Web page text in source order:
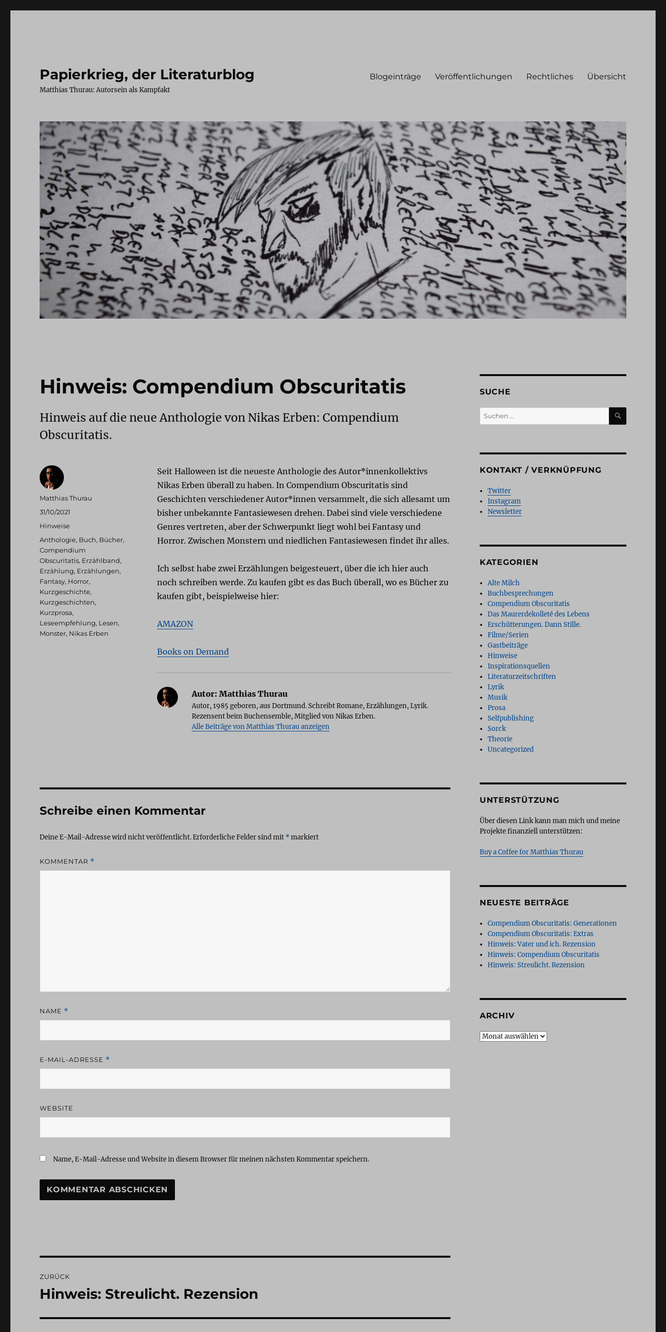
Papierkrieg, der Literaturblog
Matthias Thurau: Autorsein als Kampfakt
Blogeinträge Veröffentlichungen Rechtliches Übersicht
Hinweis: Compendium Obscuritatis
Hinweis auf die neue Anthologie von Nikas Erben: Compendium
Obscuritatis.
Seit Halloween ist die neueste Anthologie des Autor*innenkollektivs
Nikas Erben überall zu haben. In Compendium Obscuritatis sind
Geschichten verschiedener Autor*innen versammelt, die sich allesamt um
bisher unbekannte Fantasiewesen drehen. Dabei sind viele verschiedene
Genres vertreten, aber der Schwerpunkt liegt wohl bei Fantasy und
Horror. Zwischen Monstern und niedlichen Fantasiewesen findet ihr alles.
Ich selbst habe zwei Erzählungen beigesteuert, über die ich hier auch
noch schreiben werde. Zu kaufen gibt es das Buch überall, wo es Bücher zu
kaufen gibt, beispielweise hier:
AMAZON
Books on Demand
Autor:Matthias Thurau
Autor, 1985 geboren, aus Dortmund. Schreibt Romane, Erzählungen, Lyrik.
Rezensent beim Buchensemble, Mitglied von Nikas Erben.
Alle Beiträge von Matthias Thurau anzeigen
Autor
Matthias Thurau
Veröffentlicht
am
31/10/2021
Kategorien
Hinweise
Schlagwörter
Anthologie, Buch, Bücher,
Compendium
Obscuritatis, Erzählband,
Erzählung, Erzählungen,
Fantasy, Horror,
Kurzgeschichte,
Kurzgeschichten,
Kurzprosa,
Leseempfehlung, Lesen,
Monster, Nikas Erben
Schreibe einen Kommentar
Deine E-Mail-Adresse wird nicht veröffentlicht.Erforderliche Felder sind mit *markiert
KOMMENTAR *
NAME *
E-MAIL-ADRESSE *
WEBSITE
Name, E-Mail-Adresse und Website in diesem Browser für meinen nächsten Kommentar speichern.
ZURÜCK
Vorheriger
Hinweis: Streulicht. Rezension
SUCHE
Suchen
nach:
SUCHEN
KONTAKT / VERKNÜPFUNG
Twitter
Instagram
Newsletter
KATEGORIEN
Alte Milch
Buchbesprechungen
Compendium Obscuritatis
Das Maurerdekolleté des Lebens
Erschütterungen. Dann Stille.
Filme/Serien
Gastbeiträge
Hinweise
Inspirationsquellen
Literaturzeitschriften
Lyrik
Musik
Prosa
Selfpublishing
Sorck
Theorie
Uncategorized
UNTERSTÜTZUNG
Über diesen Link kann man mich und meine
Projekte finanziell unterstützen:
Buy a Coffee for Matthias Thurau
NEUESTE BEITRÄGE
Compendium Obscuritatis: Generationen
Compendium Obscuritatis: Extras
Hinweis: Vater und ich. Rezension
Hinweis: Compendium Obscuritatis
Hinweis: Streulicht. Rezension
ARCHIV
Archiv